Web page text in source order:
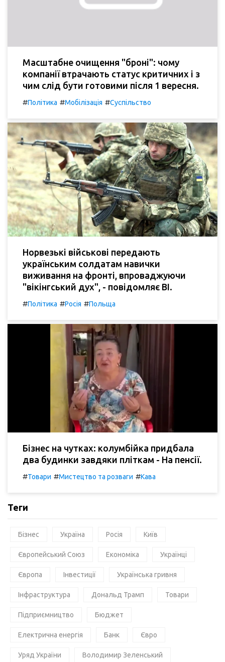
Масштабне очищення "броні": чому
компанії втрачають статус критичних і з
чим слід бути готовими після 1 вересня.
#Політика #Мобілізація #Суспільство
Норвезькі військові передають
українським солдатам навички
виживання на фронті, впроваджуючи
"вікінгський дух", - повідомляє BI.
#Політика #Росія #Польща
Бізнес на чутках: колумбійка придбала
два будинки завдяки пліткам - На пенсії.
#Товари #Мистецтво та розваги #Кава
Теги
Бізнес Україна Росія Київ
Європейський Союз Економіка Українці
Європа Інвестиції Українська гривня
Інфраструктура Дональд Трамп Товари
Підприємництво Бюджет
Електрична енергія Банк Євро
Уряд України Володимир Зеленський